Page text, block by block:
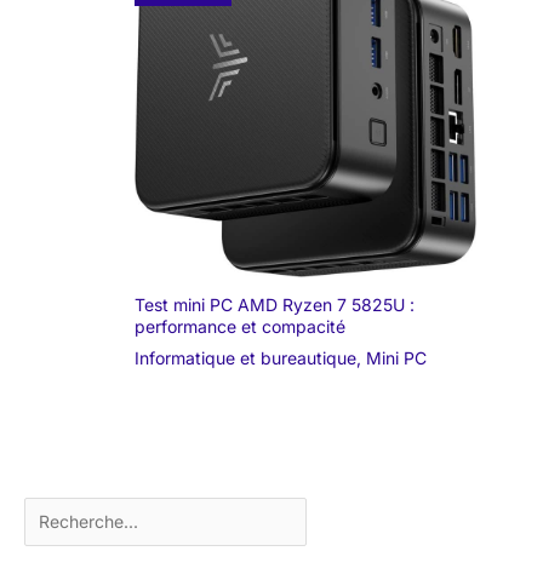
Test mini PC AMD Ryzen 7 5825U :
performance et compacité
Informatique et bureautique, Mini PC